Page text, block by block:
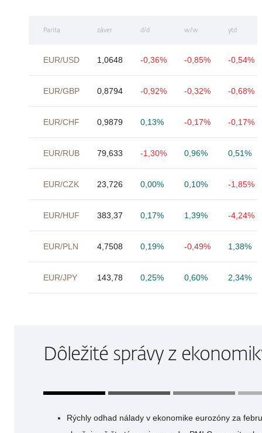
Parita záver d/d w/w ytd
EUR/USD 1,0648 -0,36% -0,85% -0,54%
EUR/GBP 0,8794 -0,92% -0,32% -0,68%
EUR/CHF 0,9879 0,13% -0,17% -0,17%
EUR/RUB 79,633 -1,30% 0,96% 0,51%
EUR/CZK 23,726 0,00% 0,10% -1,85%
EUR/HUF 383,37 0,17% 1,39% -4,24%
EUR/PLN 4,7508 0,19% -0,49% 1,38%
EUR/JPY 143,78 0,25% 0,60% 2,34%
Dôležité správy z
Rýchly odhad nálady v ekonomike eurozóny za